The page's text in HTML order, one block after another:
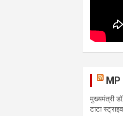
मुख्यमंत्री
टाटा